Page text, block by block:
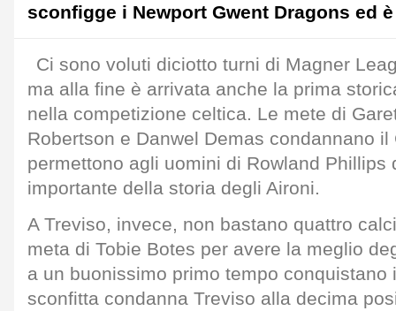
sconfigge i Newport Gwent Dragons ed
Ci sono voluti diciotto turni di Magner
ma alla fine è arrivata anche la prima
nella competizione celtica. Le mete di
Robertson e Danwel Demas condannano il
permettono agli uomini di Rowland Phillips
importante della storia degli Aironi.
A Treviso, invece, non bastano quattro
meta di Tobie Botes per avere la meglio
a un buonissimo primo tempo conquistano
sconfitta condanna Treviso alla decima